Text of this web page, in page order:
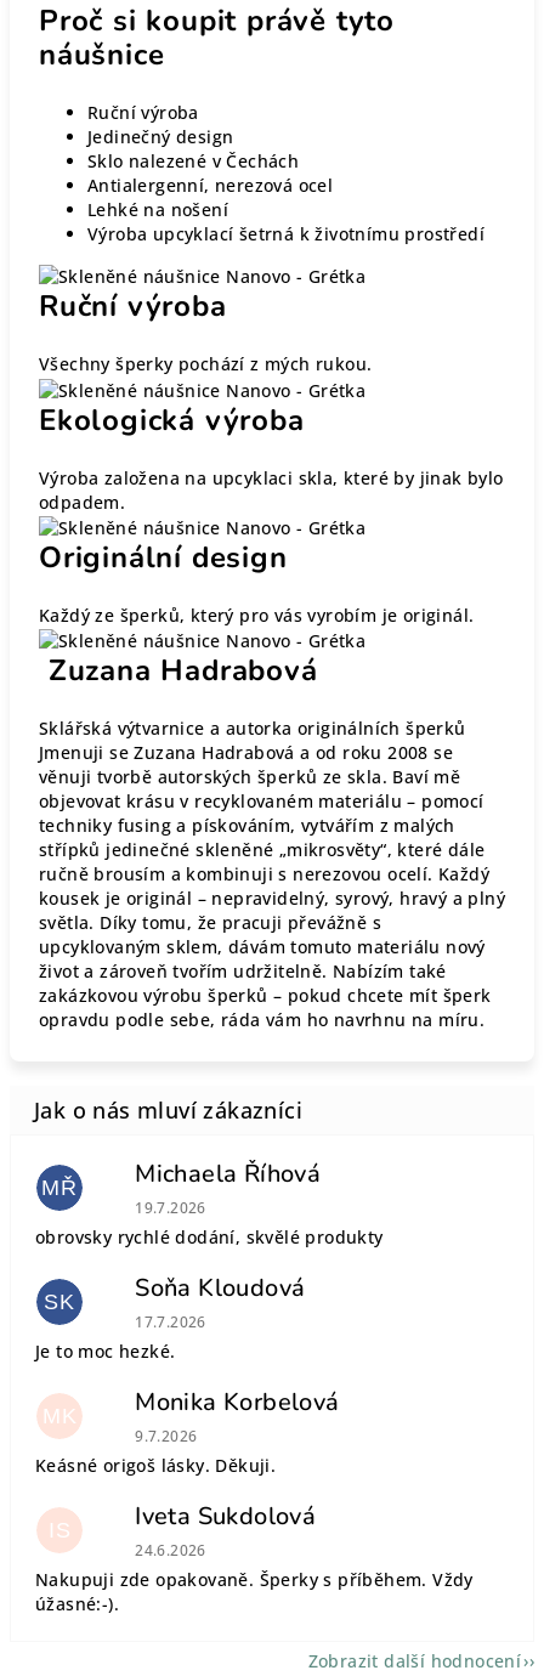
Proč si koupit právě tyto
náušnice
Ruční výroba
Jedinečný design
Sklo nalezené v Čechách
Antialergenní, nerezová ocel
Lehké na nošení
Výroba upcyklací šetrná k životnímu prostředí
Ruční výroba
Všechny šperky pochází z mých rukou.
Ekologická výroba
Výroba založena na upcyklaci skla, které by jinak bylo
odpadem.
Originální design
Každý ze šperků, který pro vás vyrobím je originál.
Zuzana Hadrabová
Sklářská výtvarnice a autorka originálních šperků
Jmenuji se Zuzana Hadrabová a od roku 2008 se
věnuji tvorbě autorských šperků ze skla. Baví mě
objevovat krásu v recyklovaném materiálu – pomocí
techniky fusing a pískováním, vytvářím z malých
střípků jedinečné skleněné „mikrosvěty“, které dále
ručně brousím a kombinuji s nerezovou ocelí. Každý
kousek je originál – nepravidelný, syrový, hravý a plný
světla. Díky tomu, že pracuji převážně s
upcyklovaným sklem, dávám tomuto materiálu nový
život a zároveň tvořím udržitelně. Nabízím také
zakázkovou výrobu šperků – pokud chcete mít šperk
opravdu podle sebe, ráda vám ho navrhnu na míru.
MŘ Michaela Říhová
Hodnocení obchodu je 5 z 5 hvězdiček.
19.7.2026
obrovsky rychlé dodání, skvělé produkty
SK Soňa Kloudová
Hodnocení obchodu je 5 z 5 hvězdiček.
17.7.2026
Je to moc hezké.
MK Monika Korbelová
Hodnocení obchodu je 5 z 5 hvězdiček.
9.7.2026
Keásné origoš lásky. Děkuji.
IS Iveta Sukdolová
Hodnocení obchodu je 5 z 5 hvězdiček.
24.6.2026
Nakupuji zde opakovaně. Šperky s příběhem. Vždy
úžasné:-).
Zobrazit další hodnocení